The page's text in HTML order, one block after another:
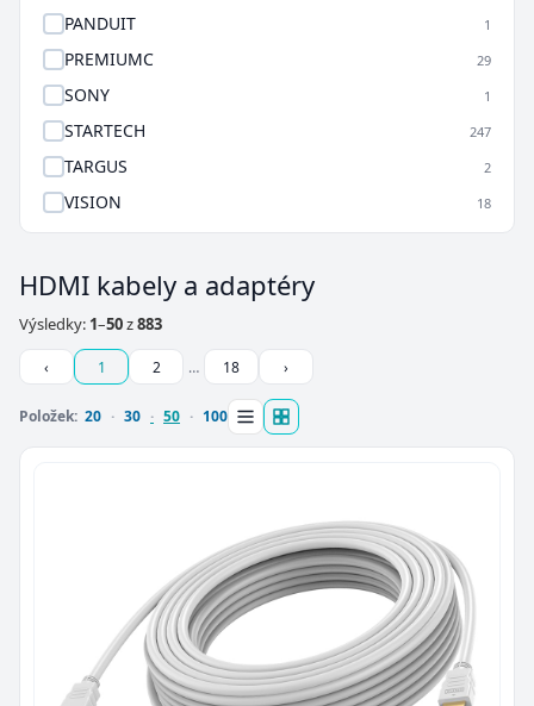
PANDUIT 1
PREMIUMC 29
SONY 1
STARTECH 247
TARGUS 2
VISION 18
HDMI kabely a adaptéry
Výsledky: 1–50z883
‹ 1 2 … 18 ›
Položek: 20 30 50 100